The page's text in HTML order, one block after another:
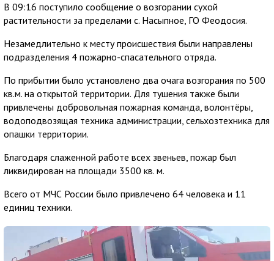
В 09:16 поступило сообщение о возгорании сухой
растительности за пределами с. Насыпное, ГО Феодосия.
Незамедлительно к месту происшествия были направлены
подразделения 4 пожарно-спасательного отряда.
По прибытии было установлено два очага возгорания по 500
кв.м. на открытой территории. Для тушения также были
привлечены добровольная пожарная команда, волонтёры,
водоподвозящая техника администрации, сельхозтехника для
опашки территории.
Благодаря слаженной работе всех звеньев, пожар был
ликвидирован на площади 3500 кв. м.
Всего от МЧС России было привлечено 64 человека и 11
единиц техники.